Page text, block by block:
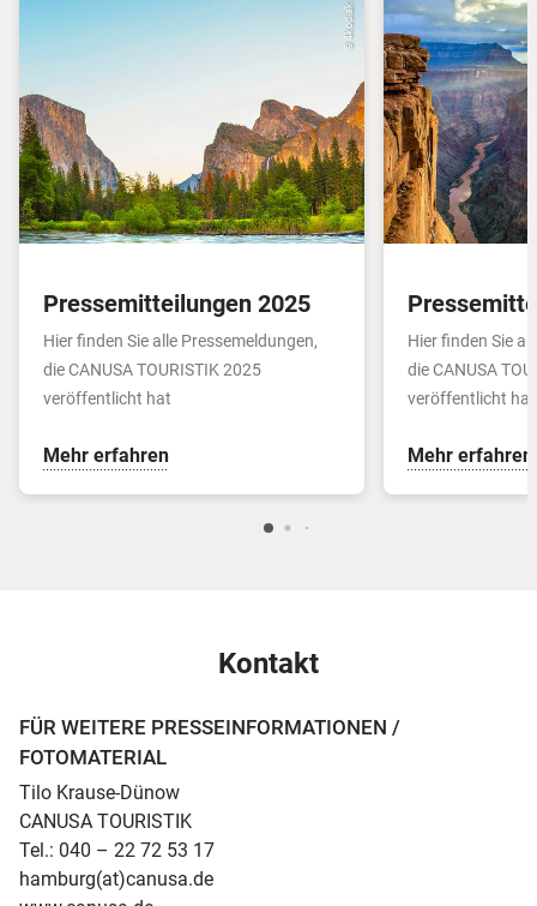
© 4kodiak
Pressemitteilungen 2025
Hier finden Sie alle Pressemeldungen,
die CANUSA TOURISTIK 2025
veröffentlicht hat
Mehr erfahren
Hier finden Sie
die CANUSA
veröffentlicht
Mehr erfahren
Kontakt
FÜR WEITERE PRESSEINFORMATIONEN /
FOTOMATERIAL
Tilo Krause-Dünow
CANUSA TOURISTIK
Tel.: 040 – 22 72 53 17
hamburg(at)canusa.de